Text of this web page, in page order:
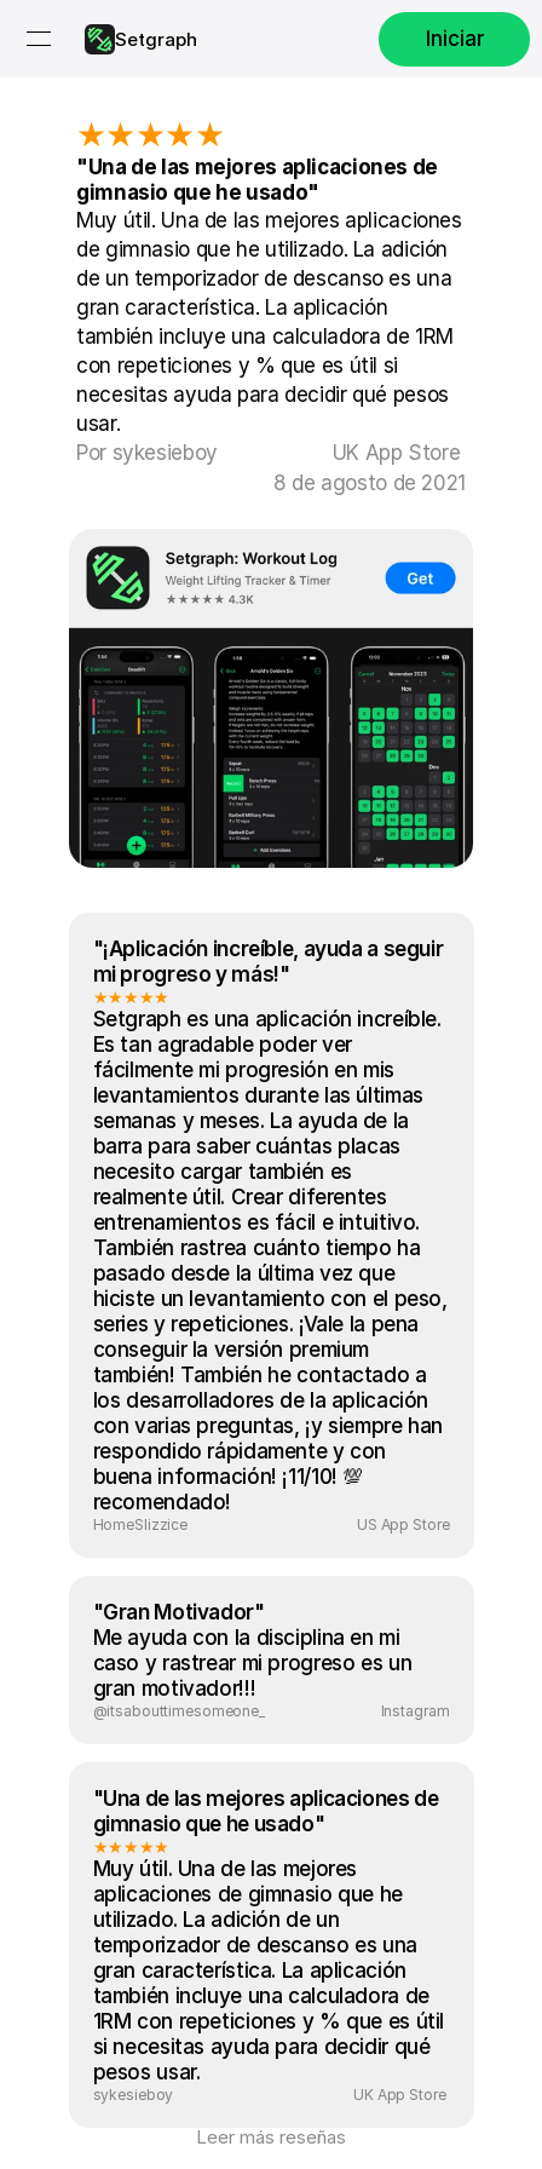
Setgraph Iniciar
★★★★★
"Una de las mejores aplicaciones de
gimnasio que he usado"
Muy útil. Una de las mejores aplicaciones
de gimnasio que he utilizado. La adición
de un temporizador de descanso es una
gran característica. La aplicación
también incluye una calculadora de 1RM
con repeticiones y % que es útil si
necesitas ayuda para decidir qué pesos
usar.
Por sykesieboy
UK App Store
8 de agosto de 2021
"¡Aplicación increíble, ayuda a seguir
mi progreso y más!"
★★★★★
Setgraph es una aplicación increíble.
Es tan agradable poder ver
fácilmente mi progresión en mis
levantamientos durante las últimas
semanas y meses. La ayuda de la
barra para saber cuántas placas
necesito cargar también es
realmente útil. Crear diferentes
entrenamientos es fácil e intuitivo.
También rastrea cuánto tiempo ha
pasado desde la última vez que
hiciste un levantamiento con el peso,
series y repeticiones. ¡Vale la pena
conseguir la versión premium
también! También he contactado a
los desarrolladores de la aplicación
con varias preguntas, ¡y siempre han
respondido rápidamente y con
buena información! ¡11/10! 💯
recomendado!
HomeSlizzice US App Store
"Gran Motivador"
Me ayuda con la disciplina en mi
caso y rastrear mi progreso es un
gran motivador!!!
@itsabouttimesomeone_ Instagram
"Una de las mejores aplicaciones de
gimnasio que he usado"
★★★★★
Muy útil. Una de las mejores
aplicaciones de gimnasio que he
utilizado. La adición de un
temporizador de descanso es una
gran característica. La aplicación
también incluye una calculadora de
1RM con repeticiones y % que es útil
si necesitas ayuda para decidir qué
pesos usar.
sykesieboy UK App Store
Leer más reseñas